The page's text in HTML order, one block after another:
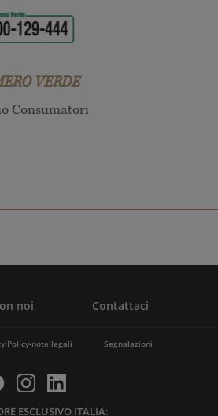
VERDE
Consumatori
noi Contattaci
Policy-note legali Segnalazioni
ESCLUSIVO ITALIA: